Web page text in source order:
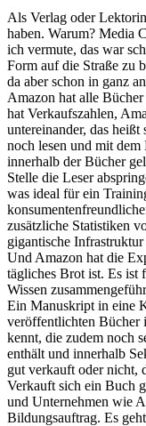
Als Verlag oder
haben. Warum? Media
ich vermute, das war
Form auf die Straße zu
da aber schon in ganz
Amazon hat alle
hat Verkaufszahlen,
untereinander, das
noch lesen und mit
innerhalb der Bücher
Stelle die Leser
was ideal für ein
zusätzliche Statistiken
gigantische
Und Amazon hat die
tägliches Brot ist. Es ist
Wissen
Ein Manuskript in eine
veröffentlichten Bücher
kennt, die zudem noch
enthält und innerhalb
gut verkauft oder nicht,
Verkauft sich ein Buch
und Unternehmen wie
Bildungsauftrag. Es